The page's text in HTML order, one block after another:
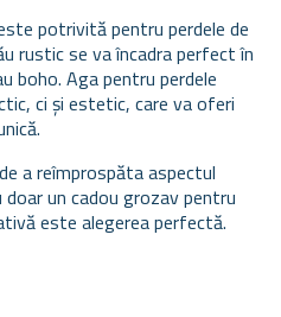
potrivită pentru perdele de
rustic se va încadra perfect în
boho. Aga pentru perdele
ci și estetic, care va oferi
a reîmprospăta aspectul
un cadou grozav pentru
este alegerea perfectă.